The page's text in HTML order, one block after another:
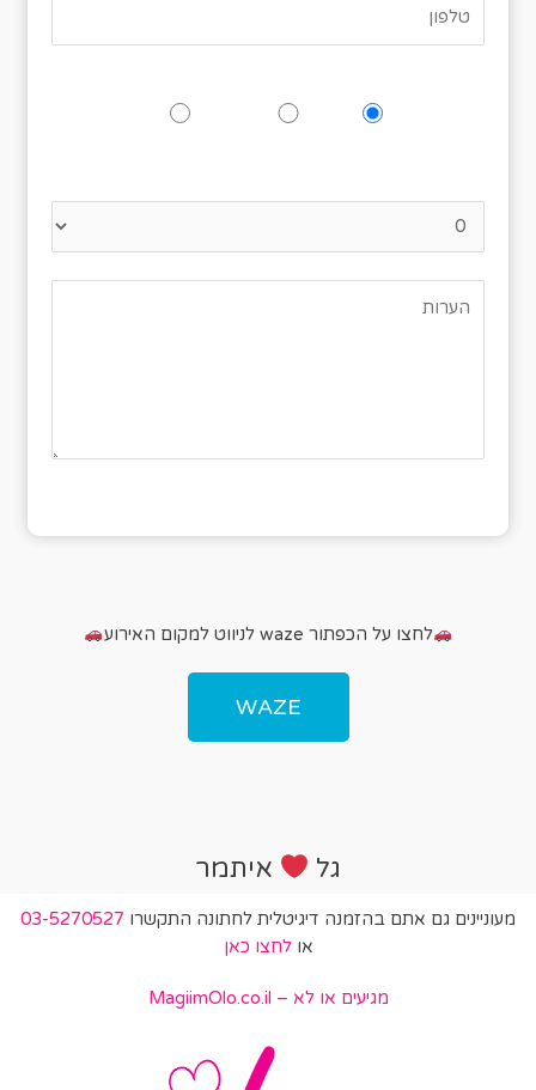
לחצו על הכפתור waze לניווט למקום האירוע
WAZE
גל איתמר
מעוניינים גם אתם בהזמנה דיגיטלית לחתונה התקשרו 03-5270527
אולחצו כאן
מגיעים או לא – MagiimOlo.co.il